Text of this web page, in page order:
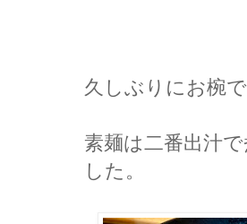
久しぶりにお椀
素麺は二番出汁
した。